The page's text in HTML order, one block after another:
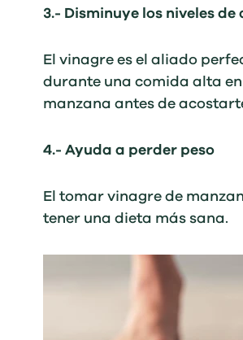
3.- Disminuye los niveles
El vinagre es el aliado
durante una comida alta
manzana antes de
4.- Ayuda a perder peso
El tomar vinagre de
tener una dieta más sana.